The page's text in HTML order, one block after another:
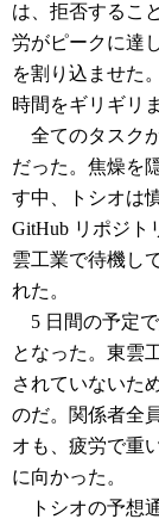
は、拒否するこ
労がピークに達
を割り込ませた
時間をギリギリ
全てのタスク
だった。焦燥を
す中、トシオは
GitHub リポジト
雲工業で待機し
れた。
5 日間の予定
となった。東雲
されていないた
のだ。関係者全
オも、疲労で重
に向かった。
トシオの予想